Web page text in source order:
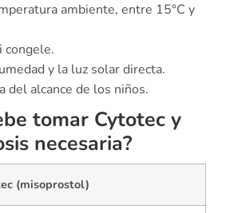
ambiente, entre 15°C y
congele.
y la luz solar directa.
del alcance de los niños.
tomar Cytotec y
necesaria?
(misoprostol)